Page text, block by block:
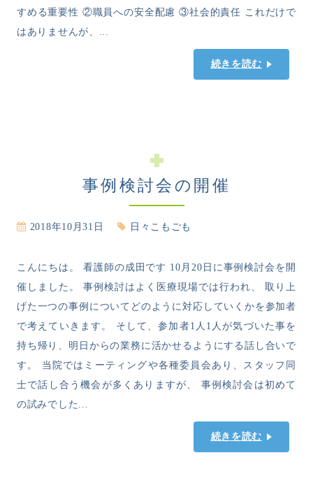
すめる重要性 ②職員への安全配慮 ③社会的責任 これだけで
はありませんが、...
続きを読む
事例検討会の開催
2018年10月31日 日々こもごも
こんにちは。 看護師の成田です 10月20日に事例検討会を開
催しました。 事例検討はよく医療現場では行われ、 取り上
げた一つの事例についてどのように対応していくかを参加者
で考えていきます。 そして、参加者1人1人が気づいた事を
持ち帰り、明日からの業務に活かせるようにする話し合いで
す。 当院ではミーティングや各種委員会あり、スタッフ同
士で話し合う機会が多くありますが、 事例検討会は初めて
の試みでした...
続きを読む